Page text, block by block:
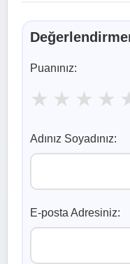
Puanınız:
★ ★ ★ ★
Adınız Soyadınız:
E-posta Adresiniz: